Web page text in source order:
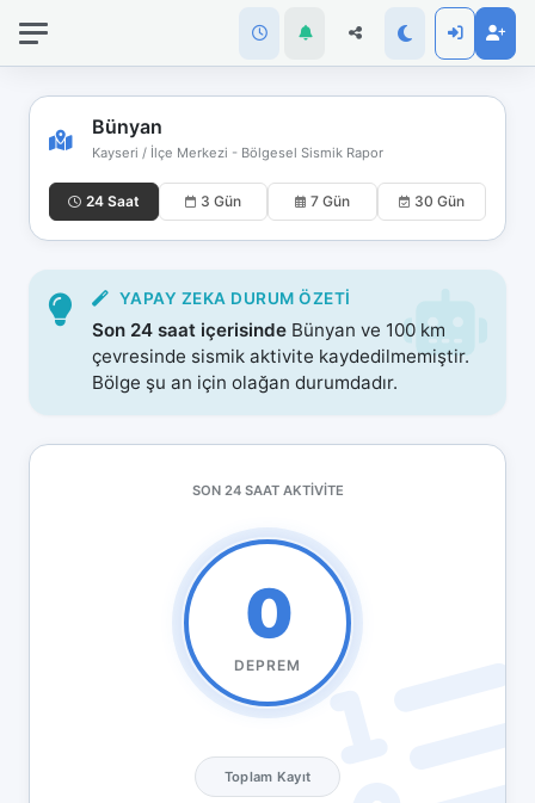
Bünyan
Kayseri / İlçe Merkezi - Bölgesel Sismik Rapor
24 Saat 3 Gün 7 Gün 30 Gün
YAPAY ZEKA DURUM ÖZETI
Son 24 saat içerisinde Bünyan ve 100 km
çevresinde sismik aktivite kaydedilmemiştir.
Bölge şu an için olağan durumdadır.
SON 24 SAAT AKTIVITE
0
DEPREM
Toplam Kayıt
bağlantınız
koptu!
Çevrimdışı
moddasınız.